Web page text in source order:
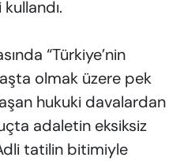
kullandı.
“Türkiye’nin
olmak üzere pek
hukuki davalardan
adaletin eksiksiz
tatilin bitimiyle